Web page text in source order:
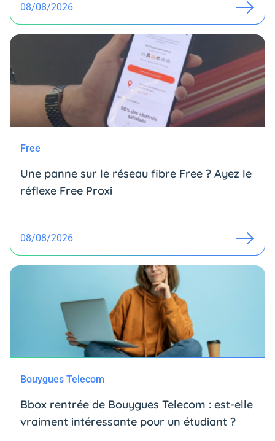
08/08/2026
Free
Une panne sur le réseau fibre Free ? Ayez le
réflexe Free Proxi
08/08/2026
Bouygues Telecom
Bbox rentrée de Bouygues Telecom : est-elle
vraiment intéressante pour un étudiant ?